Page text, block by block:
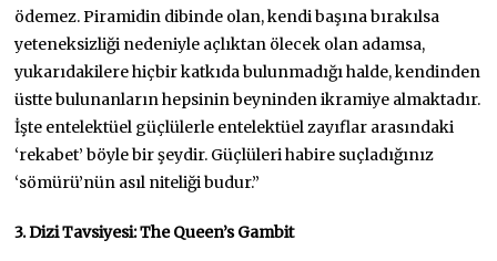
ödemez. Piramidin dibinde olan, kendi başına bırakılsa
yeteneksizliği nedeniyle açlıktan ölecek olan adamsa,
yukarıdakilere hiçbir katkıda bulunmadığı halde, kendinden
üstte bulunanların hepsinin beyninden ikramiye almaktadır.
İşte entelektüel güçlülerle entelektüel zayıflar arasındaki
‘rekabet’ böyle bir şeydir. Güçlüleri habire suçladığınız
‘sömürü’nün asıl niteliği budur.”
3. Dizi Tavsiyesi: The Queen’s Gambit